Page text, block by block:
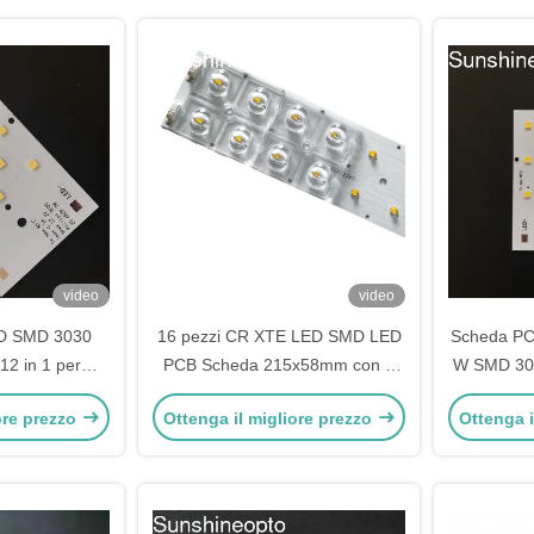
video
SMD 3030
in 1 per
prezzo
video
16 pezzi CR XTE LED SMD LED
PCB Scheda 215x58mm con 2
anni di garanzia
Ottenga il migliore prezzo
Scheda
W SMD
di 1,5
Ottenga